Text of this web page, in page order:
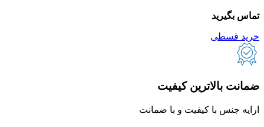
تماس بگیرید
خرید قسطی
ضمانت بالاترین کیفیت
ارایه جنس با کیفیت و با ضمانت